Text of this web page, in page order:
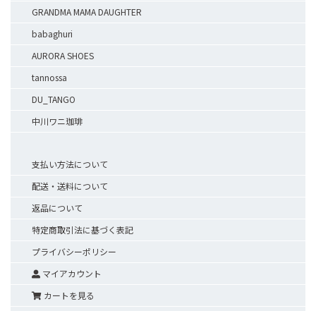
GRANDMA MAMA DAUGHTER
babaghuri
AURORA SHOES
tannossa
DU_TANGO
中川ワニ珈琲
支払い方法について
配送・送料について
返品について
特定商取引法に基づく表記
プライバシーポリシー
マイアカウント
カートを見る